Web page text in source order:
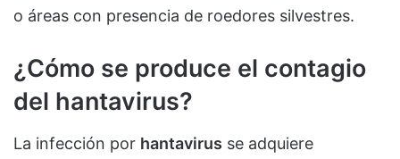
o áreas con presencia de roedores silvestres.
¿Cómo se produce el contagio
del hantavirus?
La infección por hantavirus se adquiere